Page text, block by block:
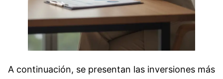
A continuación, se presentan las inversiones más